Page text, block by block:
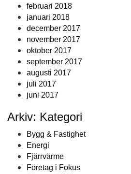
februari 2018
januari 2018
december 2017
november 2017
oktober 2017
september 2017
augusti 2017
juli 2017
juni 2017
Arkiv: Kategori
Bygg & Fastighet
Energi
Fjärrvärme
Företag i Fokus